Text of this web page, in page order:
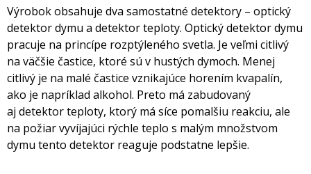
Výrobok obsahuje dva samostatné detektory – optický
detektor dymu a detektor teploty. Optický detektor dymu
pracuje na princípe rozptýleného svetla. Je veľmi citlivý
na väčšie častice, ktoré sú v hustých dymoch. Menej
citlivý je na malé častice vznikajúce horením kvapalín,
ako je napríklad alkohol. Preto má zabudovaný
aj detektor teploty, ktorý má síce pomalšiu reakciu, ale
na požiar vyvíjajúci rýchle teplo s malým množstvom
dymu tento detektor reaguje podstatne lepšie.